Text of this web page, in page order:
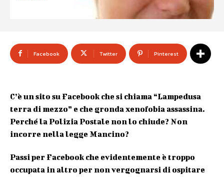
Facebook Twitter Pinterest
C’è un sito su Facebook che si chiama “Lampedusa
terra di mezzo” e che gronda xenofobia assassina.
Perché la Polizia Postale non lo chiude? Non
incorre nella legge Mancino?
Passi per Facebook che evidentemente è troppo
occupata in altro per non vergognarsi di ospitare